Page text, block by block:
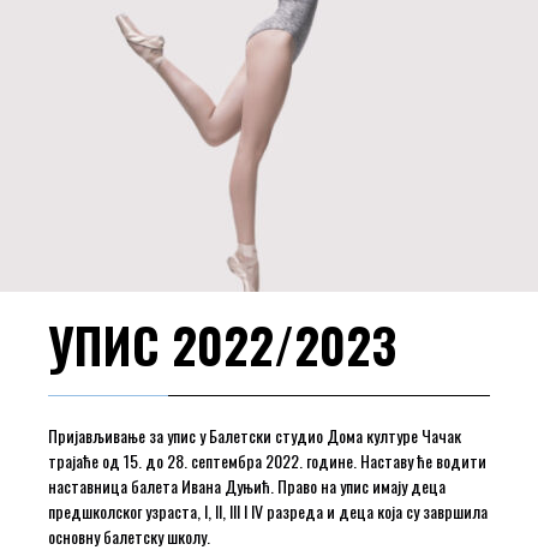
УПИС 2022/2023
Пријављивање за упис у Балетски студио Дома културе Чачак
трајаће од 15. до 28. септембра 2022. године. Наставу ће водити
наставница балета Ивана Дуњић. Право на упис имају деца
предшколског узраста, I, II, III I IV разреда и деца која су завршила
основну балетску школу.